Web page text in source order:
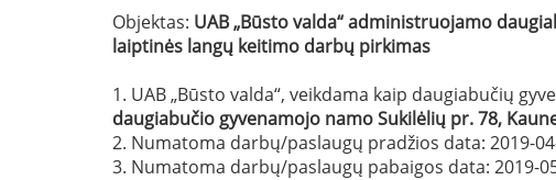
Objektas: UAB „Būsto valda“ administruojamo
laiptinės langų keitimo darbų pirkimas
1. UAB „Būsto valda“, veikdama kaip daugiabučių
daugiabučio gyvenamojo namoSukilėlių pr. 78,
2. Numatoma darbų/paslaugų pradžios data: 2019-
3. Numatoma darbų/paslaugų pabaigos data: 2019-